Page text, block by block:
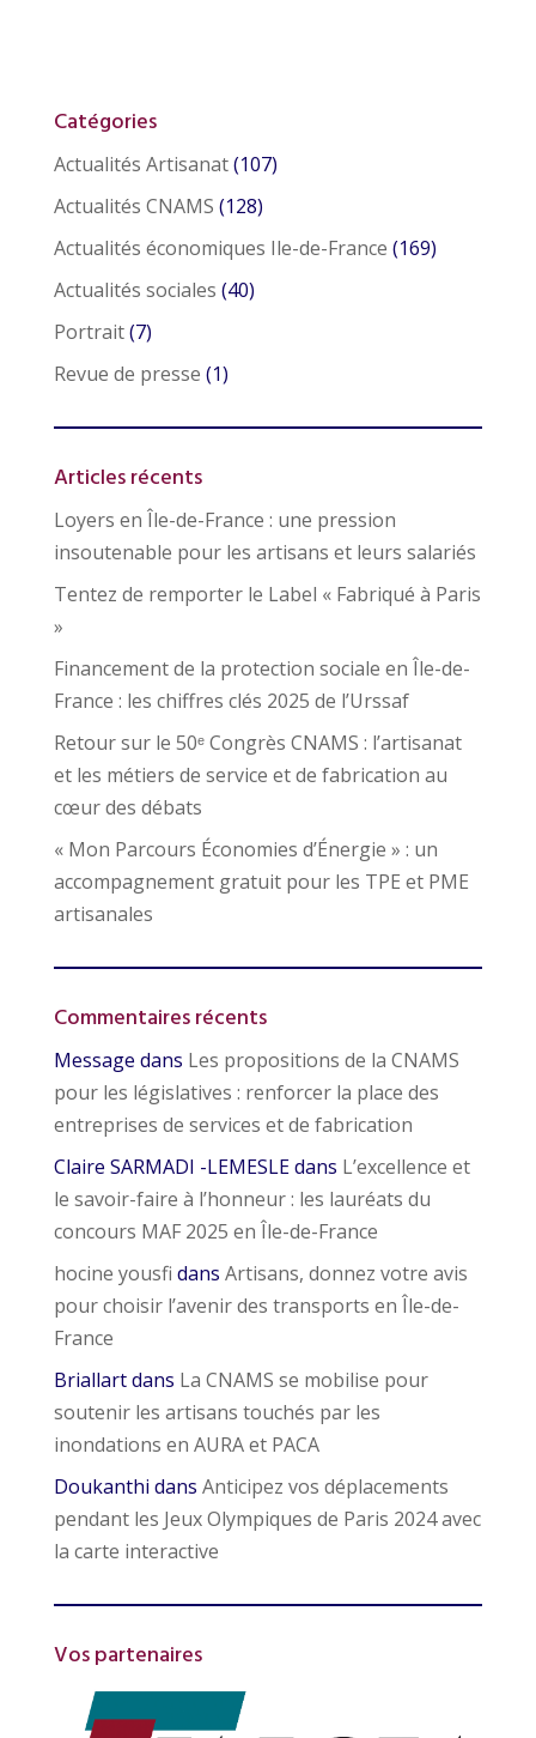
Catégories
Actualités Artisanat(107)
Actualités CNAMS (128)
Actualités économiques Ile-de-France (169)
Actualités sociales (40)
Portrait(7)
Revue de presse (1)
Articles récents
Loyers en Île-de-France : une pression
insoutenable pour les artisans et leurs salariés
Tentez de remporter le Label « Fabriqué à Paris
»
Financement de la protection sociale en Île-de-
France : les chiffres clés 2025 de l’Urssaf
Retour sur le 50ᵉ Congrès CNAMS : l’artisanat
et les métiers de service et de fabrication au
cœur des débats
« Mon Parcours Économies d’Énergie » : un
accompagnement gratuit pour les TPE et PME
artisanales
Commentaires récents
Message dans Les propositions de la CNAMS
pour les législatives : renforcer la place des
entreprises de services et de fabrication
Claire SARMADI -LEMESLEdans L’excellence et
le savoir-faire à l’honneur : les lauréats du
concours MAF 2025 en Île-de-France
hocine yousfi dans Artisans, donnez votre avis
pour choisir l’avenir des transports en Île-de-
France
Briallartdans La CNAMS se mobilise pour
soutenir les artisans touchés par les
inondations en AURA et PACA
Doukanthi dans Anticipez vos déplacements
pendant les Jeux Olympiques de Paris 2024 avec
la carte interactive
Vos partenaires